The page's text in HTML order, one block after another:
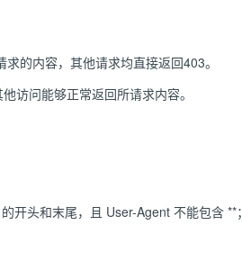
的内容，其他请求均直接返回403。
访问能够正常返回所请求内容。
开头和末尾，且 User-Agent 不能包含 **；